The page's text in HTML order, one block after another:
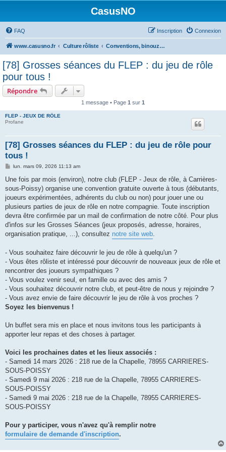
CasusNO
FAQ Connexion
Inscription
www.casusno.fr Culture rôliste Conventions, binouzes et recherche de joueurs
[78] Grosses séances du FLEP : du jeu de rôle
pour tous !
Répondre
1 message • Page 1 sur 1
FLEP - JEUX DE RÔLE
Profane
[78] Grosses séances du FLEP : du jeu de rôle pour
tous !
M
s
a
g
lun. mars 09, 2026 11:13 am
Une fois par mois (environ), notre club (FLEP - Jeux de rôle, à Carrières-
sous-Poissy) organise une convention gratuite ouverte à tous (débutants,
joueurs expérimentées, adhérents du club ou non) pour jouer une ou
plusieurs parties de jeux de rôle en notre compagnie. Toute inscription
devra être confirmée par un mail de confirmation de notre côté. Pour plus
d'infos sur les Grosses Séances (jeux proposés, adresse, horaires,
organisation pratique, ...), consultez notre site web.
- Vous souhaitez faire découvrir le jeu de rôle à quelqu'un ?
- Vous êtes rôliste et intéressé pour découvrir de nouveaux jeux de rôle et
rencontrer des joueurs sympathiques ?
- Vous voulez venir seul, en famille ou avec des amis ?
- Vous souhaitez découvrir notre club, et peut-être de nous y rejoindre ?
- Vous avez envie de faire découvrir le jeu de rôle à vos proches ?
Soyez les bienvenus !
Un buffet sera mis en place et nous invitons tous les participants à
apporter leur repas et des choses à partager.
Voici les prochaines dates et les lieux associés :
- Samedi 14 mars 2026 : 218 rue de la Chapelle, 78955 CARRIERES-
SOUS-POISSY
- Samedi 9 mai 2026 : 218 rue de la Chapelle, 78955 CARRIERES-
SOUS-POISSY
- Samedi 9 mai 2026 : 218 rue de la Chapelle, 78955 CARRIERES-
SOUS-POISSY
Pour y participer, vous n'avez qu'à remplir notre
formulaire de demande d'inscription.